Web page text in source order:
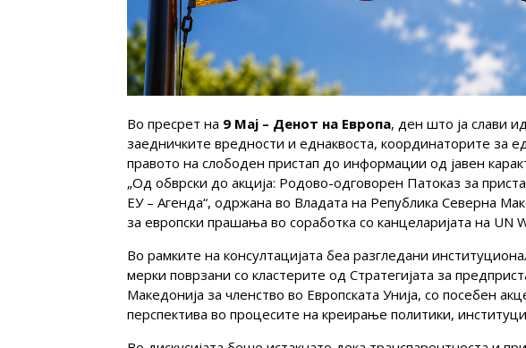
Во пресрет на 9 Мај – Денот на Европа, ден што ја слави
заедничките вредности и еднаквоста, координаторите за
правото на слободен пристап до информации од јавен
„Од обврски до акција: Родово-одговорен Патоказ за
ЕУ – Агенда“, одржана во Владата на Република Северна
за европски прашања во соработка со канцеларијата на UN
Во рамките на консултацијата беа разгледани
мерки поврзани со кластерите од Стратегијата за
Македонија за членство во Европската Унија, со посебен
перспектива во процесите на креирање политики,